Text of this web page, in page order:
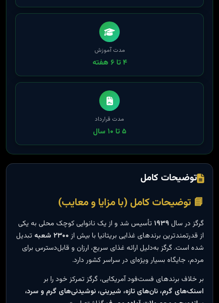
مدت آموزش
۴ تا ۶ هفته
مدت قرارداد
۵ تا ۱۰ سال
توضیحات کامل
📘 توضیحات کامل (با مزایا و معایب)
گرگز در سال ۱۹۳۹ تأسیس شد و از یک نانوایی کوچک محلی به یکی
از قدرتمندترین برندهای غذایی بریتانیا با بیش از ۲۳۰۰ شعبه
تبدیل
شده است. گرگز به‌دلیل ارائه غذای سریع، ارزان و قابل‌دسترس برای
مردم، جایگاه بسیار ویژه‌ای در سراسر کشور دارد.
بر خلاف برندهای فست‌فود آمریکایی، گرگز تمرکز خود را بر
اسنک‌های گرم، نان‌های تازه، شیرینی، نوشیدنی‌های گرم و سرد،